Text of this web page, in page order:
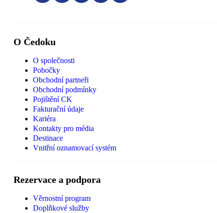
O Čedoku
O společnosti
Pobočky
Obchodní partneři
Obchodní podmínky
Pojištění CK
Fakturační údaje
Kariéra
Kontakty pro média
Destinace
Vnitřní oznamovací systém
Rezervace a podpora
Věrnostní program
Doplňkové služby